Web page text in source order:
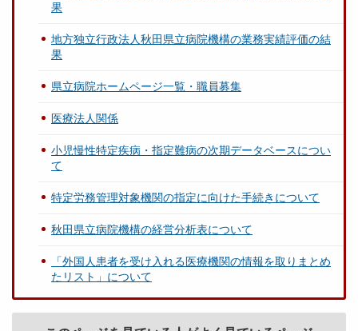
果
地方独立行政法人秋田県立病院機構の業務実績評価の結
果
県立病院ホームページ一覧・職員募集
医療法人関係
小児慢性特定疾病・指定難病の次期データベースについ
て
特定労務管理対象機関の指定に向けた手続きについて
秋田県立病院機構の経営分析表について
「外国人患者を受け入れる医療機関の情報を取りまとめ
たリスト」について